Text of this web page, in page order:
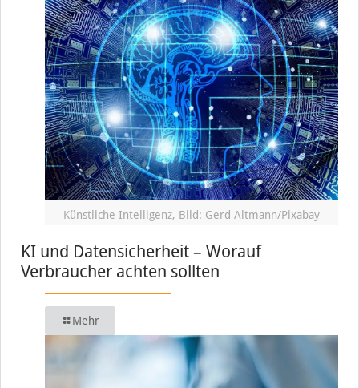
Künstliche Intelligenz, Bild: Gerd Altmann/Pixabay
KI und Datensicherheit – Worauf
Verbraucher achten sollten
Mehr